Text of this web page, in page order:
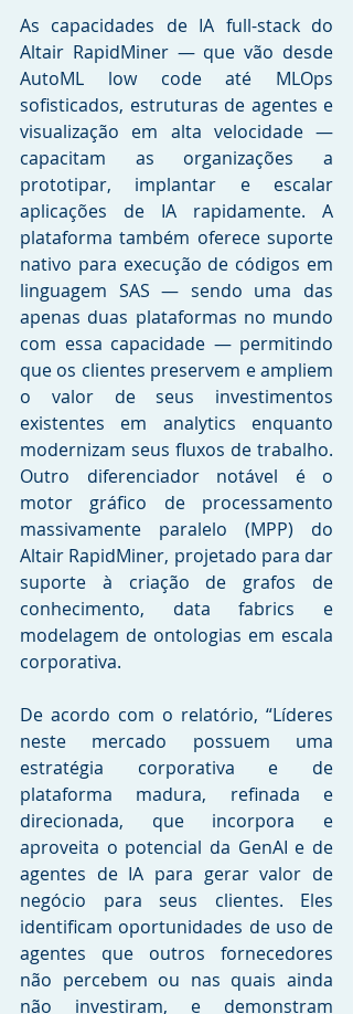
As capacidades de IA full-stack do
Altair RapidMiner — que vão desde
AutoML low code até MLOps
sofisticados, estruturas de agentes e
visualização em alta velocidade —
capacitam as organizações a
prototipar, implantar e escalar
aplicações de IA rapidamente. A
plataforma também oferece suporte
nativo para execução de códigos em
linguagem SAS — sendo uma das
apenas duas plataformas no mundo
com essa capacidade — permitindo
que os clientes preservem e ampliem
o valor de seus investimentos
existentes em analytics enquanto
modernizam seus fluxos de trabalho.
Outro diferenciador notável é o
motor gráfico de processamento
massivamente paralelo (MPP) do
Altair RapidMiner, projetado para dar
suporte à criação de grafos de
conhecimento, data fabrics e
modelagem de ontologias em escala
corporativa.
De acordo com o relatório, “Líderes
neste mercado possuem uma
estratégia corporativa e de
plataforma madura, refinada e
direcionada, que incorpora e
aproveita o potencial da GenAI e de
agentes de IA para gerar valor de
negócio para seus clientes. Eles
identificam oportunidades de uso de
agentes que outros fornecedores
não percebem ou nas quais ainda
não investiram, e demonstram